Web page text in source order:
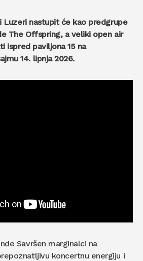
Luzeri nastupit će kao predgrupe
The Offspring, a veliki open air
ispred paviljona 15 na
14. lipnja 2026.
Savršen marginalci na
koncertnu energiju i